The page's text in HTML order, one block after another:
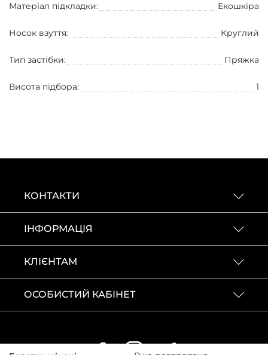
Матеріал підкладки: Екошкіра
Носок взуття: Круглий
Тип застібки: Пряжка
Висота підбора: 1
КОНТАКТИ
ІНФОРМАЦІЯ
КЛІЄНТАМ
ОСОБИСТИЙ КАБІНЕТ